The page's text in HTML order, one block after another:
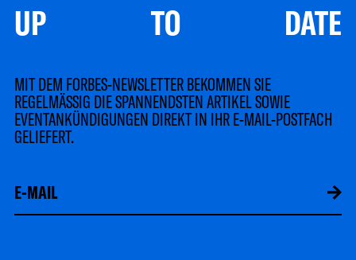
UP TO DATE
MIT DEM FORBES-NEWSLETTER BEKOMMEN SIE
REGELMÄSSIG DIE SPANNENDSTEN ARTIKEL SOWIE
EVENTANKÜNDIGUNGEN DIREKT IN IHR E-MAIL-POSTFACH
GELIEFERT.